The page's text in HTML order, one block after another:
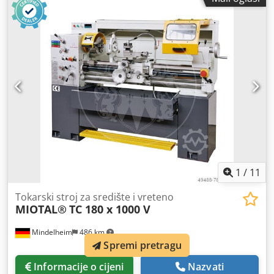
osovine: 50 mm Širina postolja: 300 mm Broj okretaja (24):
31,5 - 1400 1/min Snaga motora: 4 kW Hod konusa: 150 mm
Težina: približno 1500 kg Dimenzije (ŠxDxV): približno 2180
x 1180 x 1560 mm Oprema: - Geometrijski protokol -
Digitalni zaslon za 3 osi - Gumb za hitno isključivanje -
Sustav za brzu zamjenu alata Multifix - Svjetlo za stroj -
Sustav za hlađenje - Pokretni vrh za označavanje
1 / 11
Mindelheim 486 km
Tokarski stroj za središte i vreteno
MIOTAL® TC 180 x 1000 V
Informacije o cijeni Nazvati
Spremi pretragu